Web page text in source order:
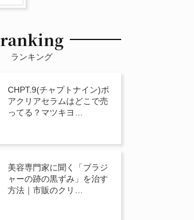
ranking
ランキング
CHPT.9(チャプトナイン)ポ
アクリアセラムはどこで売
ってる？マツキヨ…
美容専門家に聞く「ブラジ
ャーの跡の黒ずみ」を治す
方法｜市販のクリ…